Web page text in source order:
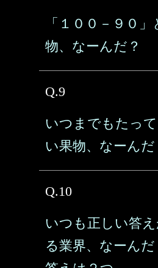
「１００－９０
物、なーんだ？
Q.9
いつまでもたっ
い果物、なーんだ
Q.10
いつも正しい答
る業界、なーんだ